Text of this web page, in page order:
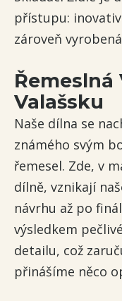
přístupu:
zároveň
Řemeslná
Valašsku
Naše dílna se
známého svým
řemesel. Zde, v
dílně, vznikají
návrhu až po
výsledkem
detailu, což
přinášíme něco